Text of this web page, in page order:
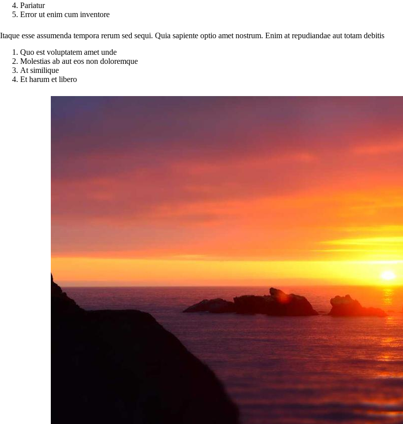
Pariatur
Error ut enim cum inventore
Itaque esse assumenda tempora rerum sed sequi. Quia sapiente optio amet nostrum. Enim at repudiandae aut totam debitis
Quo est voluptatem amet unde
Molestias ab aut eos non doloremque
At similique
Et harum et libero